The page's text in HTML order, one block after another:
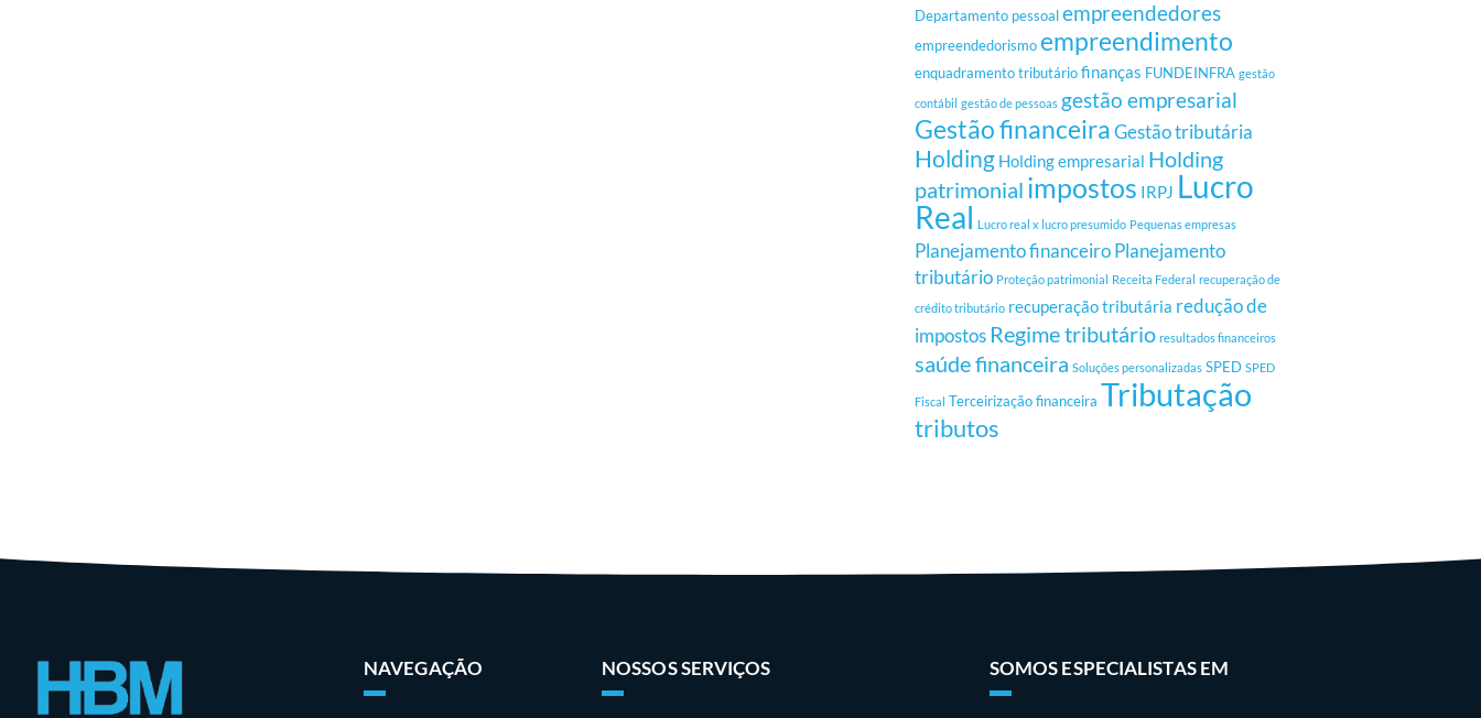
Departamento pessoalempreendedores
empreendedorismoempreendimento
enquadramento tributáriofinanças FUNDEINFRA gestão
contábil gestão de pessoas gestão empresarial
Gestão financeiraGestão tributária
Holding Holding empresarial Holding
patrimonial impostos IRPJ Lucro
Real Lucro real x lucro presumido Pequenas empresas
Planejamento financeiroPlanejamento
tributário Proteção patrimonial Receita Federal recuperação de
crédito tributário recuperação tributária redução de
impostos Regime tributário resultados financeiros
saúde financeira Soluções personalizadas SPED SPED
Fiscal Terceirização financeira Tributação
tributos
NAVEGAÇÃO NOSSOS SERVIÇOS SOMOS ESPECIALISTAS EM